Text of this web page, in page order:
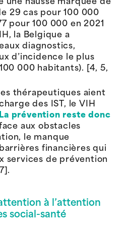
une hausse marquée de
29 cas pour 100 000
pour 100 000 en 2021
la Belgique a
diagnostics,
d’incidence le plus
000 habitants). [4, 5,
thérapeutiques aient
des IST, le VIH
La prévention reste donc
aux obstacles
le manque
financières qui
services de prévention
à l’attention
social-santé